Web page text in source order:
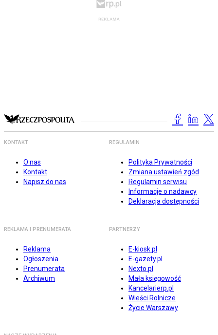
KONTAKT
O nas
Kontakt
Napisz do nas
REGULAMIN
Polityka Prywatności
Zmiana ustawień zgód
Regulamin serwisu
Informacje o nadawcy
Deklaracja dostępności
REKLAMA I PRENUMERATA
Reklama
Ogłoszenia
Prenumerata
Archiwum
PARTNERZY
E-kiosk.pl
E-gazety.pl
Nexto.pl
Mała księgowość
Kancelarierp.pl
Wieści Rolnicze
Życie Warszawy